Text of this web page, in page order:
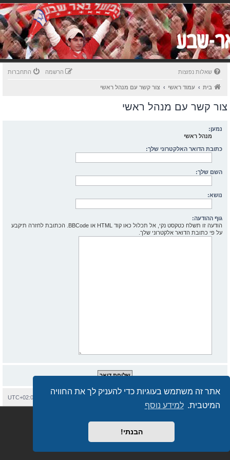
אתר זה משתמש בעוגיות כדי להעניק לך את החוויה
המיטבית. למידע נוסף
הבנתי!
שאלות נפוצות התחברות הרשמה
בית עמוד ראשי צור קשר עם מנהל ראשי
צור קשר עם מנהל ראשי
נמען:
מנהל ראשי
כתובת הדואר האלקטרוני שלך:
השם שלך:
נושא:
גוף ההודעה:
הודעה זו תשלח כטקסט נקי, אל תכלול כאו קוד HTML או BBCode. הכתובת לחזרה תיקבע
על פי כתובת הדואר אלקטרוני שלך.
UTC+02:00 מחיקת עוגיות
Revolution style by
מבוסס עלphpBB.co.il - פורומים בעברית . © 2017 - phpBB.co.il.